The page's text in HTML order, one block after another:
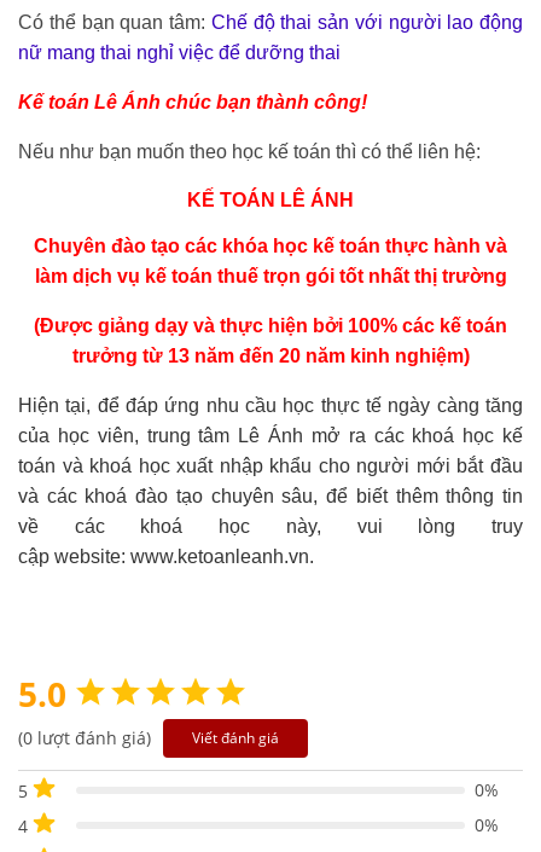
Có thể bạn quan tâm: Chế độ thai sản với người lao động
nữ mang thai nghỉ việc để dưỡng thai
Kế toán Lê Ánh chúc bạn thành công!
Nếu như bạn muốn theo học kế toán thì có thể liên hệ:
KẾ TOÁN LÊ ÁNH
Chuyên đào tạo các khóa học kế toán thực hành và
làm dịch vụ kế toán thuế trọn góitốt nhất thị trường
(Được giảng dạy và thực hiện bởi 100% các kế toán
trưởng từ 13 năm đến 20 năm kinh nghiệm)
Hiện tại, để đáp ứng nhu cầu học thực tế ngày càng tăng
của học viên, trung tâm Lê Ánh mở ra các khoá học kế
toán và khoá học xuất nhập khẩu cho người mới bắt đầu
và các khoá đào tạo chuyên sâu, để biết thêm thông tin
về các khoá học này, vui lòng truy
cập website: www.ketoanleanh.vn.
5.0
(0 lượt đánh giá) Viết đánh giá
5
0%
4
0%